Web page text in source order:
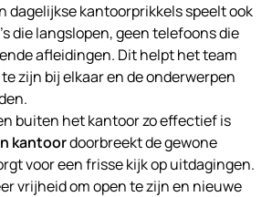
dagelijkse kantoorprikkels speelt ook
die langslopen, geen telefoons die
afleidingen. Dit helpt het team
zijn bij elkaar en de onderwerpen
buiten het kantoor zo effectief is
kantoordoorbreekt de gewone
voor een frisse kijk op uitdagingen.
vrijheid om open te zijn en nieuwe